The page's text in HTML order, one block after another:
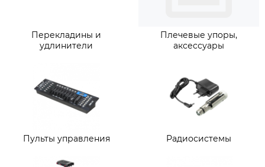
Перекладины и
удлинители
Плечевые упоры,
аксессуары
Пульты управления Радиосистемы